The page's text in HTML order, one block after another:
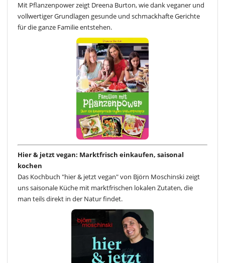
Mit Pflanzenpower zeigt Dreena Burton, wie dank veganer und
vollwertiger Grundlagen gesunde und schmackhafte Gerichte
für die ganze Familie entstehen.
Hier & jetzt vegan: Marktfrisch einkaufen, saisonal
kochen
Das Kochbuch "hier & jetzt vegan" von Björn Moschinski zeigt
uns saisonale Küche mit marktfrischen lokalen Zutaten, die
man teils direkt in der Natur findet.